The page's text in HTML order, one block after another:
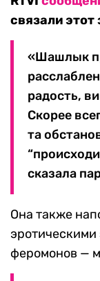
связали этот
«Шашлык
радость,
Скорее
та
сказала
Она также
феромонов —